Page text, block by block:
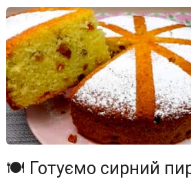
🍽️ Готуємо сирний